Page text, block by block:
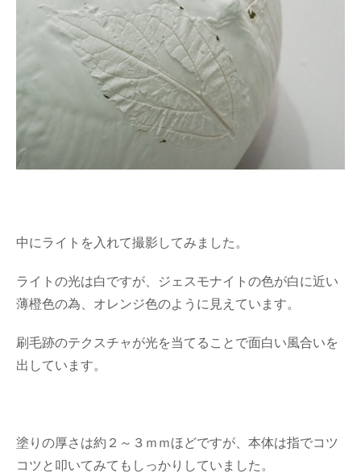
中にライトを入れて撮影してみました。
ライトの光は白ですが、ジェスモナイトの色が白に近い
薄橙色の為、オレンジ色のように見えています。
刷毛跡のテクスチャが光を当てることで面白い風合いを
出しています。
塗りの厚さは約２～３ｍｍほどですが、本体は指でコツ
コツと叩いてみてもしっかりしていました。